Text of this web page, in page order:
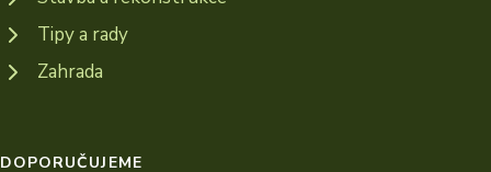
Tipy a rady
Zahrada
DOPORUČUJEME